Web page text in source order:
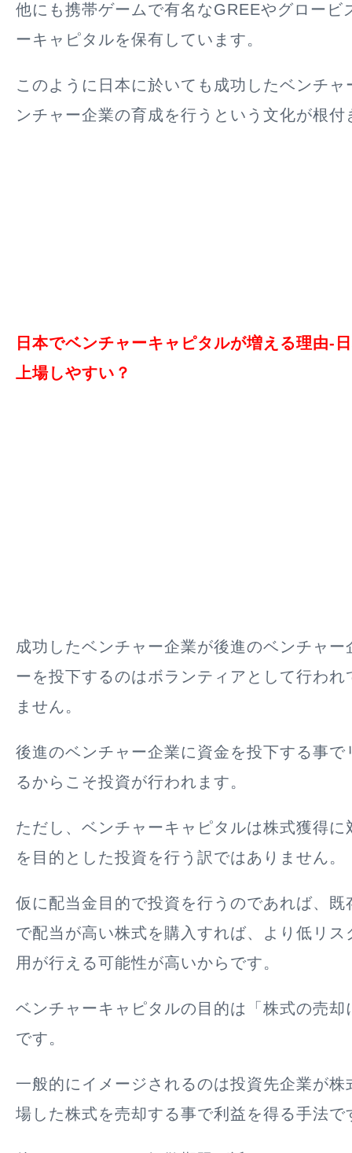
他にも携帯ゲームで有名なGREEやグロービ
ーキャピタルを保有しています。
このように日本に於いても成功したベンチ
ンチャー企業の育成を行うという文化が根
日本でベンチャーキャピタルが増える理由-
上場しやすい？
成功したベンチャー企業が後進のベンチャ
ーを投下するのはボランティアとして行われ
ません。
後進のベンチャー企業に資金を投下する事で
るからこそ投資が行われ ます。
ただし、ベンチャーキャピタルは株式獲得に
を目的とした投資を行う訳ではありません。
仮に配当金目的で投資を行うのであれば、既
で配当が高い株式を購入すれば、より低リス
用が行える可能性が高いからです。
ベンチャーキャピタルの目的は「株式の売却
です。
一般的にイメージされるのは投資先企業が株
場した株式を売却する事で利益を得る手法で